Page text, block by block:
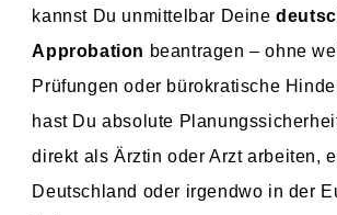
kannst Du unmittelbar Deine
Approbation beantragen – ohne
Prüfungen oder bürokratische
hast Du absolute
direkt als Ärztin oder Arzt arbeiten,
Deutschland oder irgendwo in der